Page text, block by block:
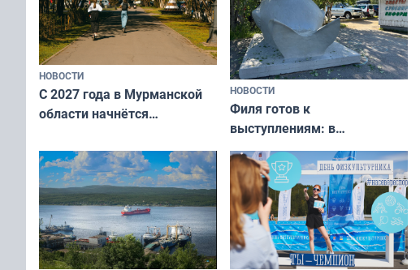
НОВОСТИ
С 2027 года в Мурманской
области начнётся
подростков от ВПЧ
НОВОСТИ
Филя готов к
выступлениям: в
мурманском океанариуме
рассказали о состоянии
тюленей